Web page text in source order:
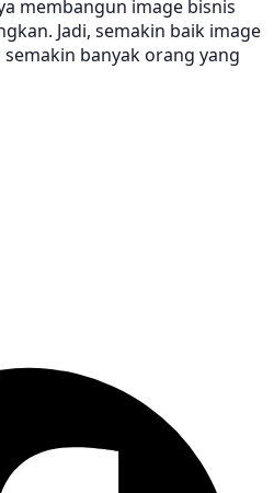
membangun image bisnis
Jadi, semakin baik image
banyak orang yang